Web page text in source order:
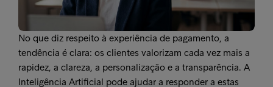
No que diz respeito à experiência de pagamento, a
tendência é clara: os clientes valorizam cada vez mais a
rapidez, a clareza, a personalização e a transparência. A
Inteligência Artificial pode ajudar a responder a estas